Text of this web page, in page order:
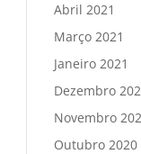
Abril 2021
Março 2021
Janeiro 2021
Dezembro
Novembro
Outubro 2020